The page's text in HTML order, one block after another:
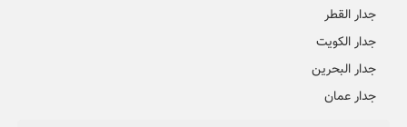
جدار القطر
جدار الكويت
جدار البحرين
جدار عمان